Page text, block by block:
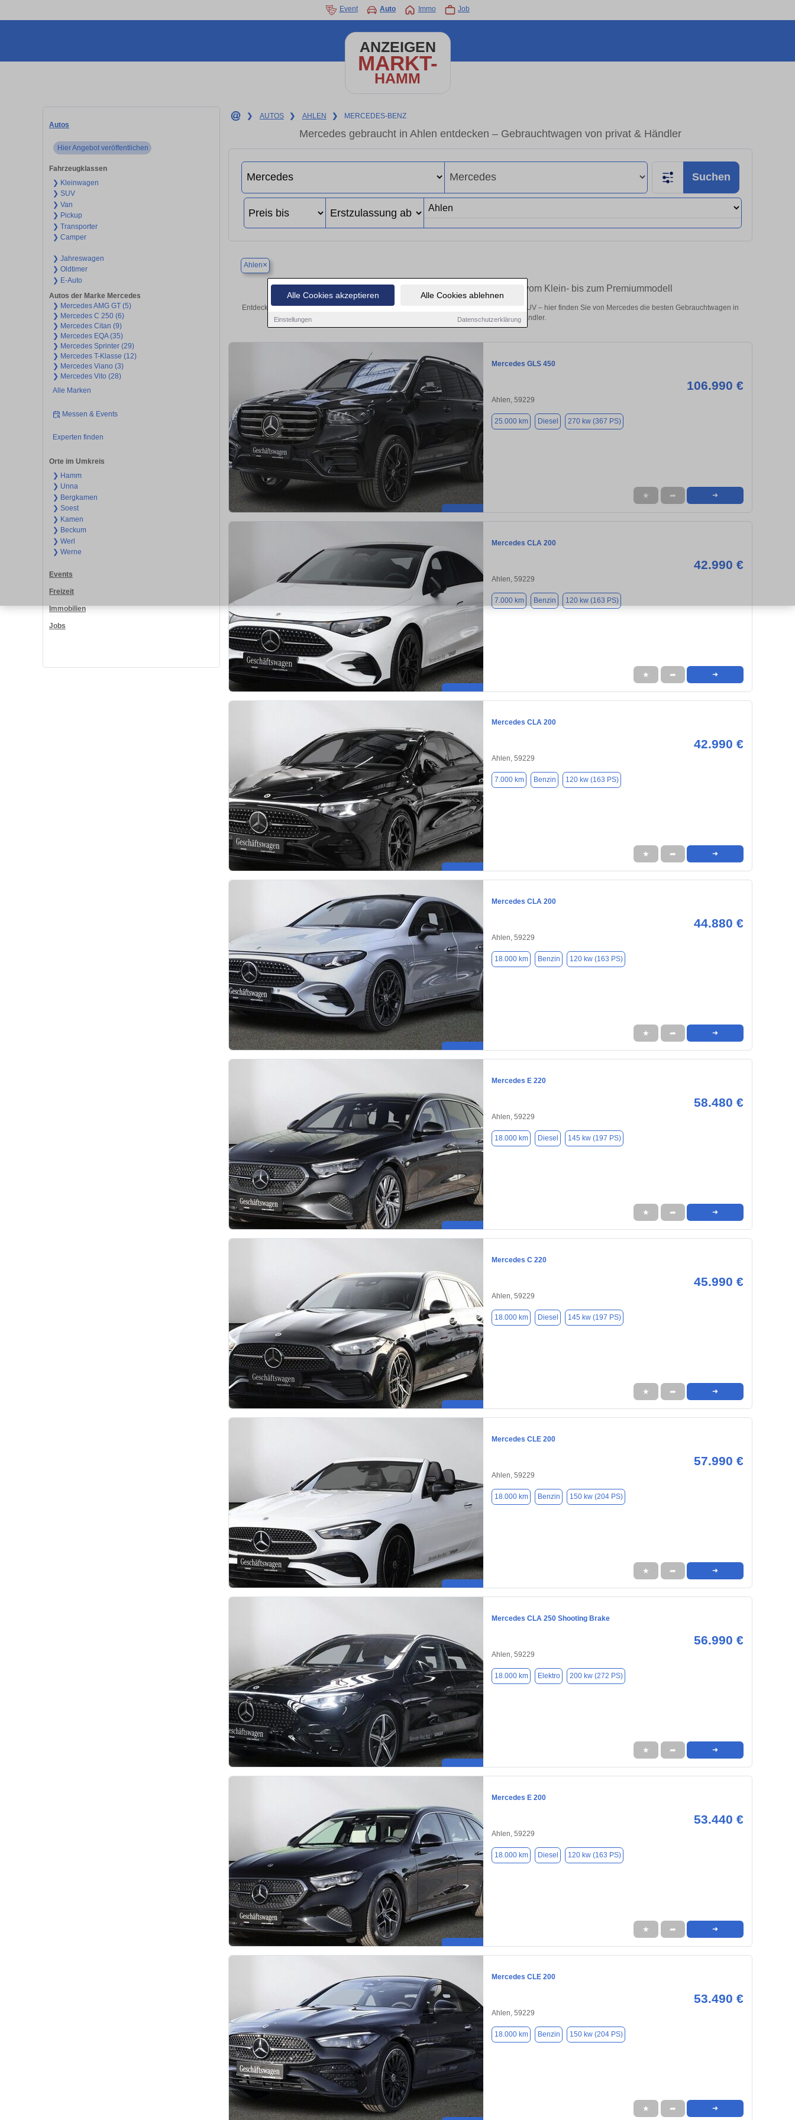
Alle Cookies akzeptieren Alle Cookies ablehnen
Einstellungen Datenschutzerklärung
Event Auto Immo Job
ANZEIGEN
MARKT-
HAMM
Autos
Hier Angebot veröffentlichen
Fahrzeugklassen
❯ Kleinwagen
❯ SUV
❯ Van
❯ Pickup
❯ Transporter
❯ Camper
❯ Jahreswagen
❯ Oldtimer
❯ E-Auto
Autos der Marke Mercedes
❯ Mercedes AMG GT (5)
❯ Mercedes C 250 (6)
❯ Mercedes Citan (9)
❯ Mercedes EQA (35)
❯ Mercedes Sprinter (29)
❯ Mercedes T-Klasse (12)
❯ Mercedes Viano (3)
❯ Mercedes Vito (28)
Alle Marken
Messen & Events
Experten finden
Orte im Umkreis
❯ Hamm
❯ Unna
❯ Bergkamen
❯ Soest
❯ Kamen
❯ Beckum
❯ Werl
❯ Werne
Events
Freizeit
Immobilien
Jobs
❯ AUTOS ❯ AHLEN ❯ MERCEDES-BENZ
Mercedes gebraucht in Ahlen entdecken – Gebrauchtwagen von privat & Händler
Suchen
Ahlen×
Finden Sie in Ahlen Ihren gebrauchten Mercedes – vom Klein- bis zum Premiummodell
Entdecken Sie in Ahlen gebrauchte Mercedes Fahrzeuge. Von Kleinwagen bis hin zum SUV – hier finden Sie von Mercedes die besten Gebrauchtwagen in
Ahlen von privat und vom Händler.
Mercedes GLS 450
106.990 €
Ahlen, 59229
25.000 km Diesel 270 kw (367 PS)
★ ➦ ➜
Mercedes CLA 200
42.990 €
Ahlen, 59229
7.000 km Benzin 120 kw (163 PS)
★ ➦ ➜
Mercedes CLA 200
42.990 €
Ahlen, 59229
7.000 km Benzin 120 kw (163 PS)
★ ➦ ➜
Mercedes CLA 200
44.880 €
Ahlen, 59229
18.000 km Benzin 120 kw (163 PS)
★ ➦ ➜
Mercedes E 220
58.480 €
Ahlen, 59229
18.000 km Diesel 145 kw (197 PS)
★ ➦ ➜
Mercedes C 220
45.990 €
Ahlen, 59229
18.000 km Diesel 145 kw (197 PS)
★ ➦ ➜
Mercedes CLE 200
57.990 €
Ahlen, 59229
18.000 km Benzin 150 kw (204 PS)
★ ➦ ➜
Mercedes CLA 250 Shooting Brake
56.990 €
Ahlen, 59229
18.000 km Elektro 200 kw (272 PS)
★ ➦ ➜
Mercedes E 200
53.440 €
Ahlen, 59229
18.000 km Diesel 120 kw (163 PS)
★ ➦ ➜
Mercedes CLE 200
53.490 €
Ahlen, 59229
18.000 km Benzin 150 kw (204 PS)
★ ➦ ➜